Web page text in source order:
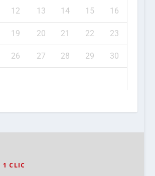
12 13 14 15 16
19 20 21 22 23
26 27 28 29 30
1 CLIC